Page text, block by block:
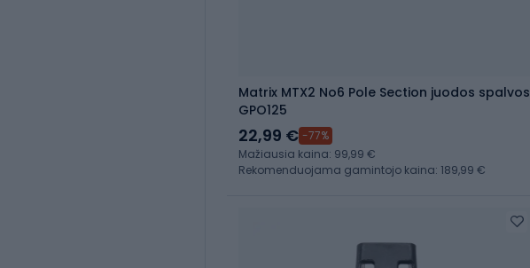
Matrix MTX2 No6 Pole Section juodos spalvos
GPO125
22,99 € -77%
Mažiausia kaina: 99,99 €
Rekomenduojama gamintojo kaina: 189,99 €